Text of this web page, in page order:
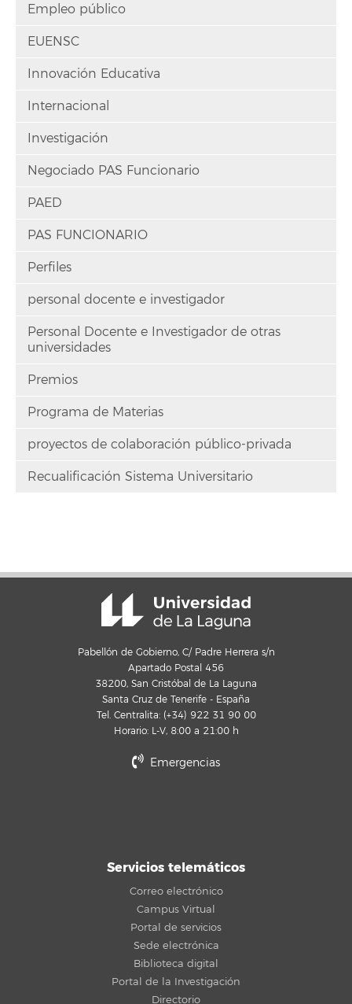
Empleo público
EUENSC
Innovación Educativa
Internacional
Investigación
Negociado PAS Funcionario
PAED
PAS FUNCIONARIO
Perfiles
personal docente e investigador
Personal Docente e Investigador de otras
universidades
Premios
Programa de Materias
proyectos de colaboración público-privada
Recualificación Sistema Universitario
Pabellón de Gobierno, C/ Padre Herrera s/n
Apartado Postal 456
38200, San Cristóbal de La Laguna
Santa Cruz de Tenerife - España
Tel. Centralita: (+34) 922 31 90 00
Horario: L-V, 8:00 a 21:00 h
Emergencias
Servicios telemáticos
Correo electrónico
Campus Virtual
Portal de servicios
Sede electrónica
Biblioteca digital
Portal de la Investigación
Directorio